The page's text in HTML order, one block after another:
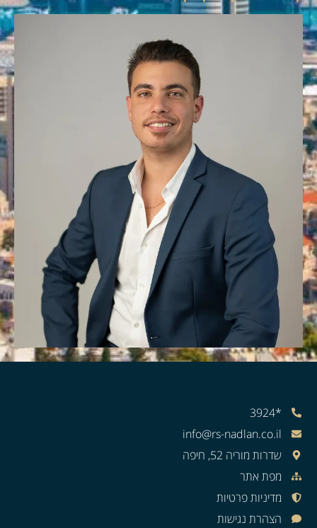
*3924
info@rs-nadlan.co.il
שדרות מוריה 52, חיפה
מפת אתר
מדיניות פרטיות
הצהרת נגישות